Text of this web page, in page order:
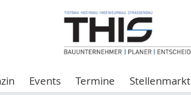
Events Termine Stellenmarkt